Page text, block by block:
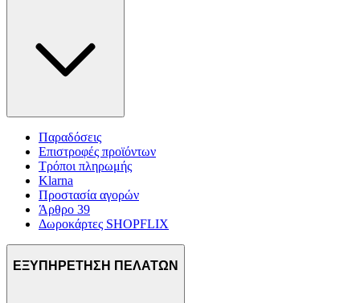
Παραδόσεις
Επιστροφές προϊόντων
Τρόποι πληρωμής
Klarna
Προστασία αγορών
Άρθρο 39
Δωροκάρτες SHOPFLIX
ΕΞΥΠΗΡΕΤΗΣΗ ΠΕΛΑΤΩΝ